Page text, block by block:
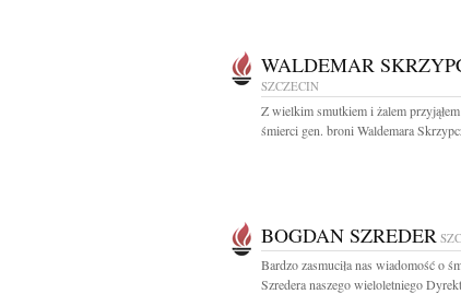
WALDEMAR
SZCZECIN
Z wielkim smutkiem i żalem
śmierci gen. broni Waldemara
BOGDAN SZREDER
Bardzo zasmuciła nas wiadomość o
Szredera naszego wieloletniego